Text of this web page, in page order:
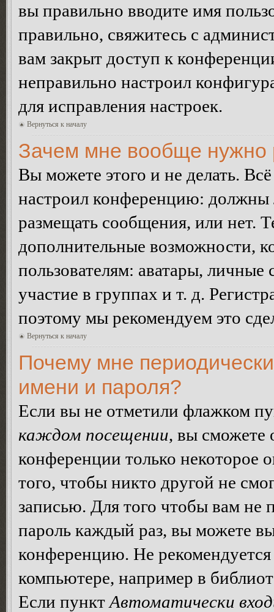
вы правильно вводите имя
правильно, свяжитесь с
вам закрыт доступ к
неправильно настроил
для исправления настроек.
Вернуться к началу
Зачем мне вообще нужно
Вы можете этого и не делать.
настроил конференцию: должны
размещать сообщения, или нет.
дополнительные возможности,
пользователям: аватары,
участие в группах и т. д.
поэтому мы рекомендуем это
Вернуться к началу
Почему мне
имени и пароля?
Если вы не отметили флажком
каждом посещении, вы сможете
конференции только некоторое
того, чтобы никто другой не
записью. Для того чтобы вам не
пароль каждый раз, вы можете
конференцию. Не
компьютере, например в
Если пункт Автоматически